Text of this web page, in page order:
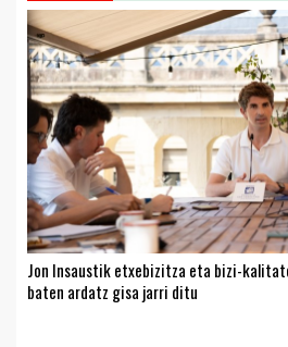
Jon Insaustik etxebizitza eta bizi-
baten ardatz gisa jarri ditu